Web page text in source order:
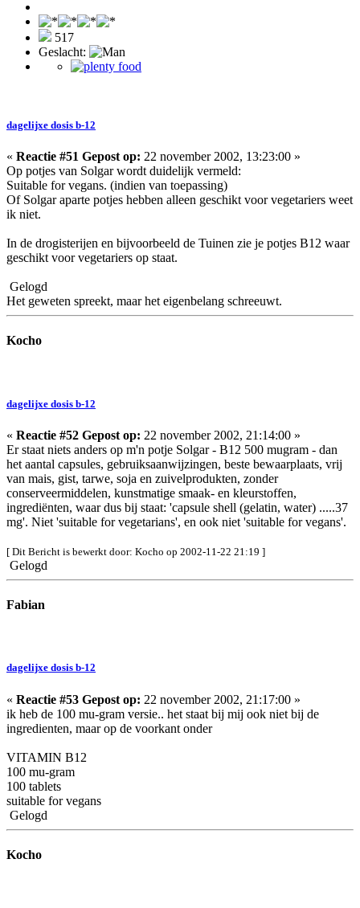
517
Geslacht:
dagelijxe dosis b-12
« Reactie #51 Gepost op: 22 november 2002, 13:23:00 »
Op potjes van Solgar wordt duidelijk vermeld:
Suitable for vegans. (indien van toepassing)
Of Solgar aparte potjes hebben alleen geschikt voor vegetariers weet
ik niet.
In de drogisterijen en bijvoorbeeld de Tuinen zie je potjes B12 waar
geschikt voor vegetariers op staat.
Gelogd
Het geweten spreekt, maar het eigenbelang schreeuwt.
Kocho
dagelijxe dosis b-12
« Reactie #52 Gepost op: 22 november 2002, 21:14:00 »
Er staat niets anders op m'n potje Solgar - B12 500 mugram - dan
het aantal capsules, gebruiksaanwijzingen, beste bewaarplaats, vrij
van mais, gist, tarwe, soja en zuivelprodukten, zonder
conserveermiddelen, kunstmatige smaak- en kleurstoffen,
ingrediënten, waar dus bij staat: 'capsule shell (gelatin, water) .....37
mg'. Niet 'suitable for vegetarians', en ook niet 'suitable for vegans'.
[ Dit Bericht is bewerkt door: Kocho op 2002-11-22 21:19 ]
Gelogd
Fabian
dagelijxe dosis b-12
« Reactie #53 Gepost op: 22 november 2002, 21:17:00 »
ik heb de 100 mu-gram versie.. het staat bij mij ook niet bij de
ingredienten, maar op de voorkant onder
VITAMIN B12
100 mu-gram
100 tablets
suitable for vegans
Gelogd
Kocho